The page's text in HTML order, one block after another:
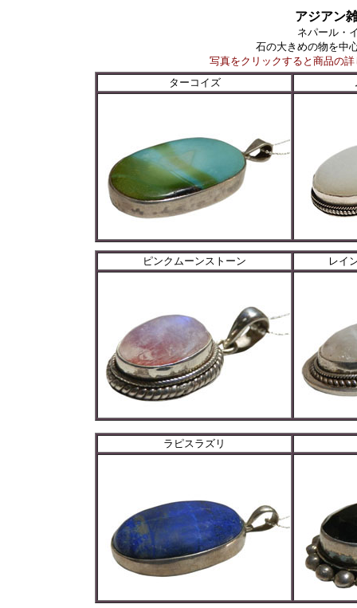
アジアン
ネパール・
石の大きめの物を中
写真をクリックすると商品の
ターコイズ
ピンクムーンストーン レイ
ラピスラズリ